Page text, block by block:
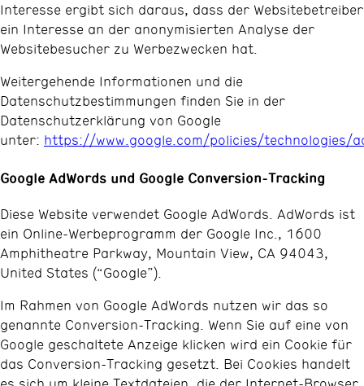
Interesse ergibt sich daraus, dass der Websitebetreiber
ein Interesse an der anonymisierten Analyse der
Websitebesucher zu Werbezwecken hat.
Weitergehende Informationen und die
Datenschutzbestimmungen finden Sie in der
Datenschutzerklärung von Google
unter: https://www.google.com/policies/technologies/
Google AdWords und Google Conversion-Tracking
Diese Website verwendet Google AdWords. AdWords ist
ein Online-Werbeprogramm der Google Inc., 1600
Amphitheatre Parkway, Mountain View, CA 94043,
United States (“Google”).
Im Rahmen von Google AdWords nutzen wir das so
genannte Conversion-Tracking. Wenn Sie auf eine von
Google geschaltete Anzeige klicken wird ein Cookie für
das Conversion-Tracking gesetzt. Bei Cookies handelt